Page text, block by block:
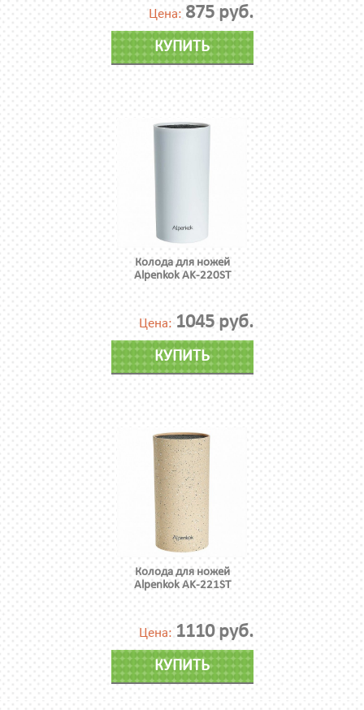
Цена: 875 руб.
КУПИТЬ
Колода для ножей
Alpenkok AK-220ST
Цена: 1045 руб.
КУПИТЬ
Колода для ножей
Alpenkok AK-221ST
Цена: 1110 руб.
КУПИТЬ